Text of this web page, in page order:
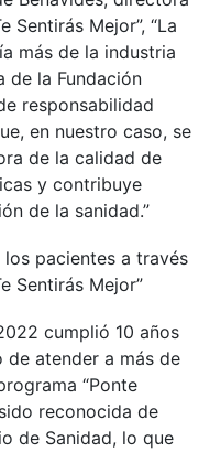
Sentirás Mejor”, “La
más de la industria
de la Fundación
responsabilidad
en nuestro caso, se
de la calidad de
y contribuye
de la sanidad.”
pacientes a través
Sentirás Mejor”
cumplió 10 años
atender a más de
“Ponte
reconocida de
de Sanidad, lo que